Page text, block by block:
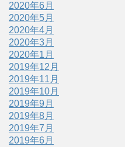
2020年6月
2020年5月
2020年4月
2020年3月
2020年1月
2019年12月
2019年11月
2019年10月
2019年9月
2019年8月
2019年7月
2019年6月